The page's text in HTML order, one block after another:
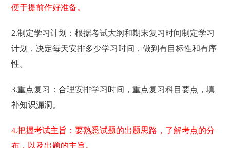
便于提前作好准备。
2.制定学习计划：根据考试大纲和期末复习时间制定学习
计划，决定每天安排多少学习时间，做到有目标性和有序
性。
3.重点复习：合理安排学习时间，重点复习科目要点，填
补知识漏洞。
4.把握考试主旨：要熟悉试题的出题思路，了解考点的分
布，以及出题的主旨。